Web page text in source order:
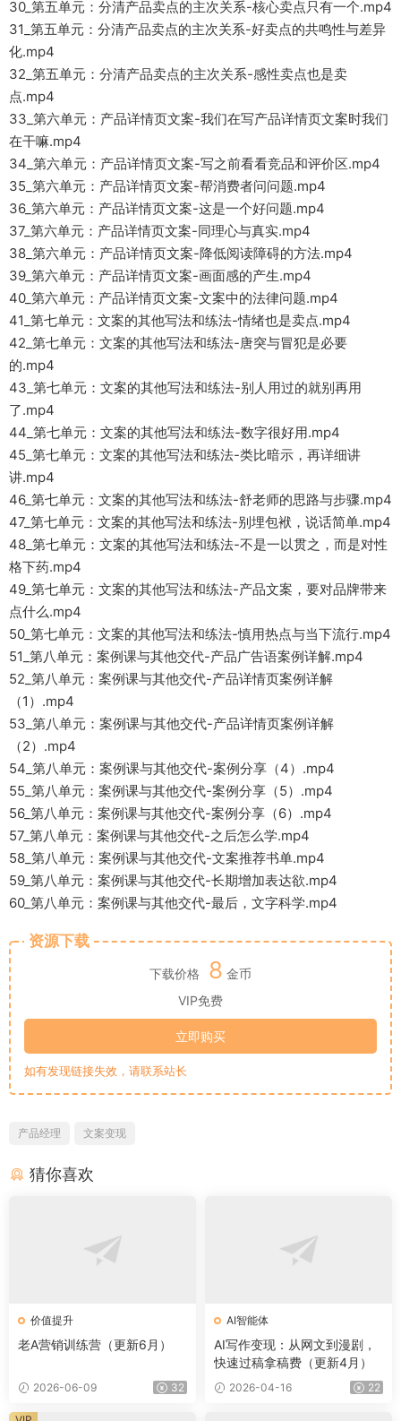
30_第五单元：分清产品卖点的主次关系-核心卖点只有一个.mp4
31_第五单元：分清产品卖点的主次关系-好卖点的共鸣性与差异
化.mp4
32_第五单元：分清产品卖点的主次关系-感性卖点也是卖
点.mp4
33_第六单元：产品详情页文案-我们在写产品详情页文案时我们
在干嘛.mp4
34_第六单元：产品详情页文案-写之前看看竞品和评价区.mp4
35_第六单元：产品详情页文案-帮消费者问问题.mp4
36_第六单元：产品详情页文案-这是一个好问题.mp4
37_第六单元：产品详情页文案-同理心与真实.mp4
38_第六单元：产品详情页文案-降低阅读障碍的方法.mp4
39_第六单元：产品详情页文案-画面感的产生.mp4
40_第六单元：产品详情页文案-文案中的法律问题.mp4
41_第七单元：文案的其他写法和练法-情绪也是卖点.mp4
42_第七单元：文案的其他写法和练法-唐突与冒犯是必要
的.mp4
43_第七单元：文案的其他写法和练法-别人用过的就别再用
了.mp4
44_第七单元：文案的其他写法和练法-数字很好用.mp4
45_第七单元：文案的其他写法和练法-类比暗示，再详细讲
讲.mp4
46_第七单元：文案的其他写法和练法-舒老师的思路与步骤.mp4
47_第七单元：文案的其他写法和练法-别埋包袱，说话简单.mp4
48_第七单元：文案的其他写法和练法-不是一以贯之，而是对性
格下药.mp4
49_第七单元：文案的其他写法和练法-产品文案，要对品牌带来
点什么.mp4
50_第七单元：文案的其他写法和练法-慎用热点与当下流行.mp4
51_第八单元：案例课与其他交代-产品广告语案例详解.mp4
52_第八单元：案例课与其他交代-产品详情页案例详解
（1）.mp4
53_第八单元：案例课与其他交代-产品详情页案例详解
（2）.mp4
54_第八单元：案例课与其他交代-案例分享（4）.mp4
55_第八单元：案例课与其他交代-案例分享（5）.mp4
56_第八单元：案例课与其他交代-案例分享（6）.mp4
57_第八单元：案例课与其他交代-之后怎么学.mp4
58_第八单元：案例课与其他交代-文案推荐书单.mp4
59_第八单元：案例课与其他交代-长期增加表达欲.mp4
60_第八单元：案例课与其他交代-最后，文字科学.mp4
资源下载
下载价格 8 金币
VIP免费
立即购买
如有发现链接失效，请联系站长
产品经理 文案变现
猜你喜欢
价值提升
老A营销训练营（更新6月）
2026-06-09 32
AI智能体
AI写作变现：从网文到漫剧，
快速过稿拿稿费（更新4月）
2026-04-16 22